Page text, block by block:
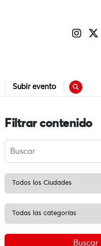
Subir evento
Filtrar contenido